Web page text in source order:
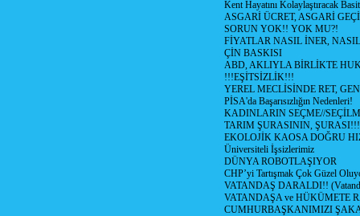
Kent Hayatını Kolaylaştıracak
ASGARİ ÜCRET, ASGARİ
SORUN YOK!! YOK MU?!
FİYATLAR NASIL İNER,
ÇİN BASKISI
ABD, AKLIYLA BİRLİKTE
!!!EŞİTSİZLİK!!!
YEREL MECLİSİNDE RET,
PİSA'da Başarısızlığın Nedenleri!
KADINLARIN SEÇME//
TARIM ŞURASININ, ŞURASI!!!
EKOLOJİK KAOSA DOĞRU
Üniversiteli İşsizlerimiz
DÜNYA ROBOTLAŞIYOR
CHP’yi Tartışmak Çok Güzel
VATANDAŞ DARALDI!!
VATANDAŞA ve HÜKÜMETE
CUMHURBAŞKANIMIZI